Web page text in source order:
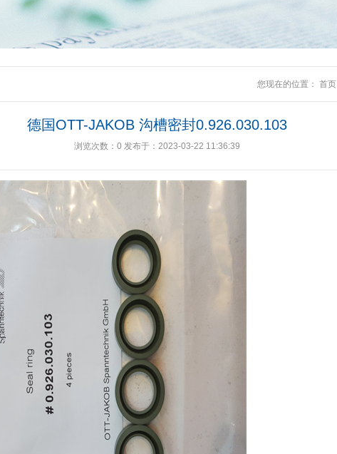
您现在的位置： 首页
德国OTT-JAKOB 沟槽密封0.926.030.103
浏览次数： 0 发布于：2023-03-22 11:36:39